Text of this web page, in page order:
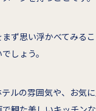
ず思い浮かべてみる
しょう。
ルの雰囲気や、お気